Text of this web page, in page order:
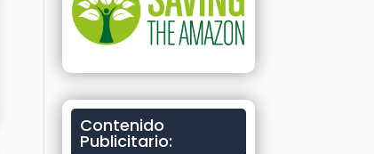
Contenido
Publicitario: